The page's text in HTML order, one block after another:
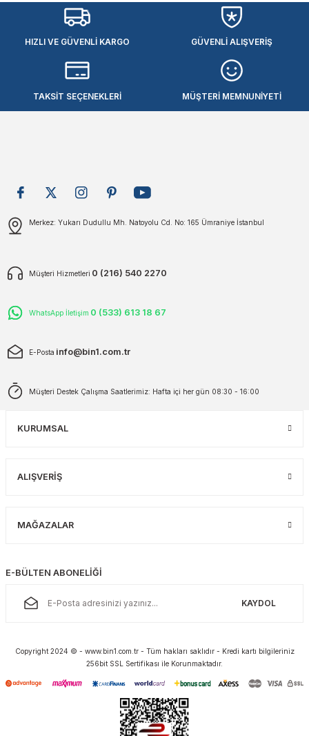
HIZLI VE GÜVENLİ KARGO GÜVENLİ ALIŞVERİŞ
TAKSİT SEÇENEKLERİ MÜŞTERİ MEMNUNİYETİ
Merkez: Yukarı Dudullu Mh. Natoyolu Cd. No: 165 Ümraniye İstanbul
Müşteri Hizmetleri 0 (216) 540 2270
WhatsApp İletişim 0 (533) 613 18 67
E-Posta info@bin1.com.tr
Müşteri Destek Çalışma Saatlerimiz: Hafta içi her gün 08:30 - 16:00
KURUMSAL
ALIŞVERİŞ
MAĞAZALAR
E-BÜLTEN ABONELİĞİ
KAYDOL
Copyright 2024 © - www.bin1.com.tr - Tüm hakları saklıdır - Kredi kartı bilgileriniz
256bit SSL Sertifikası ile Korunmaktadır.